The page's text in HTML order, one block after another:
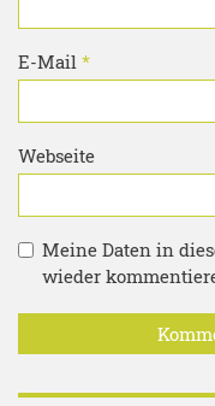
E-Mail *
Webseite
Meine Daten in
wieder